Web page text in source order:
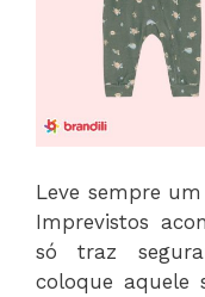
Leve sempre
Imprevistos
só traz
coloque